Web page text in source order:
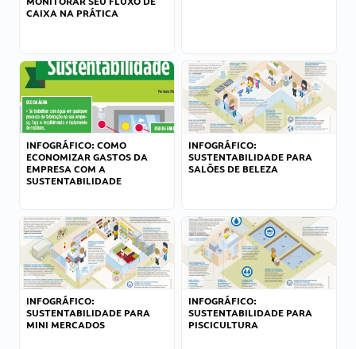
CAIXA NA PRÁTICA
INFOGRÁFICO: COMO
ECONOMIZAR GASTOS DA
EMPRESA COM A
SUSTENTABILIDADE
INFOGRÁFICO:
SUSTENTABILIDADE PARA
SALÕES DE BELEZA
INFOGRÁFICO:
SUSTENTABILIDADE PARA
MINI MERCADOS
INFOGRÁFICO:
SUSTENTABILIDADE PARA
PISCICULTURA